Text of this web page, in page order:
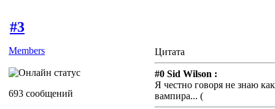
#3
Members
693 сообщений
Цитата
#0 Sid Wilson :
Я честно говоря не знаю
вампира... (